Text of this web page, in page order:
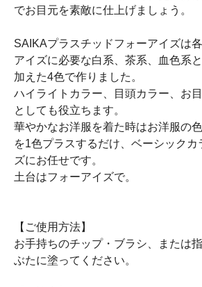
でお目元を素敵に仕上げましょう。
SAIKAプラスチッドフォーアイズは
アイズに必要な白系、茶系、血色系
加えた4色で作りました。
ハイライトカラー、目頭カラー、お
としても役立ちます。
華やかなお洋服を着た時はお洋服の
を1色プラスするだけ、ベーシックカ
ズにお任せです。
土台はフォーアイズで。
【ご使用方法】
お手持ちのチップ・ブラシ、または
ぶたに塗ってください。